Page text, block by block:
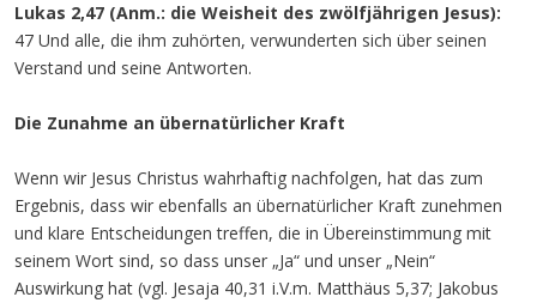
Lukas 2,47 (Anm.: die Weisheit des zwölfjährigen Jesus):
47 Und alle, die ihm zuhörten, verwunderten sich über seinen
Verstand und seine Antworten.
Die Zunahme an übernatürlicher Kraft
Wenn wir Jesus Christus wahrhaftig nachfolgen, hat das zum
Ergebnis, dass wir ebenfalls an übernatürlicher Kraft zunehmen
und klare Entscheidungen treffen, die in Übereinstimmung mit
seinem Wort sind, so dass unser „Ja“ und unser „Nein“
Auswirkung hat (vgl. Jesaja 40,31 i.V.m. Matthäus 5,37; Jakobus